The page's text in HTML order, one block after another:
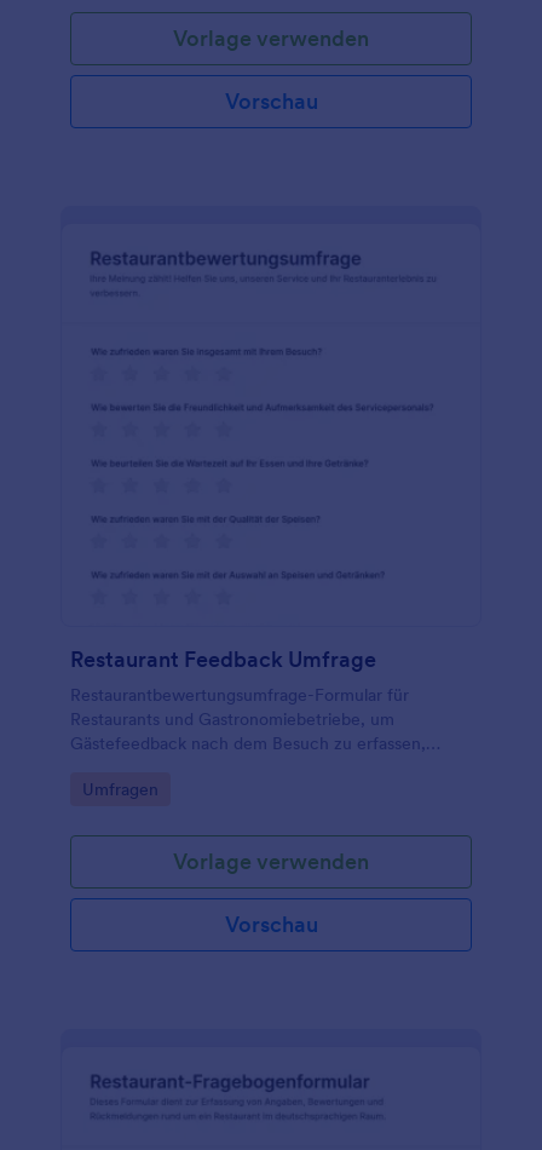
Vorlage verwenden
Vorschau
Restaurant Feedback Umfrage
Restaurantbewertungsumfrage-Formular für
Restaurants und Gastronomiebetriebe, um
Gästefeedback nach dem Besuch zu erfassen,
gezielt zu verbessern.
Go to Category:
Umfragen
Vorlage verwenden
Vorschau